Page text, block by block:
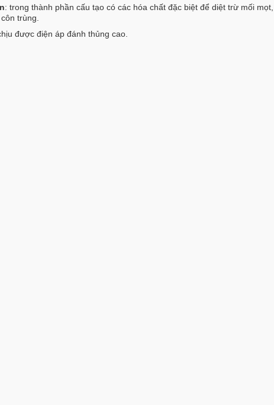
: trong thành phần cấu tạo có các hóa chất đặc biệt để diệt trừ mối
trùng.
chịu được điện áp đánh thủng cao.